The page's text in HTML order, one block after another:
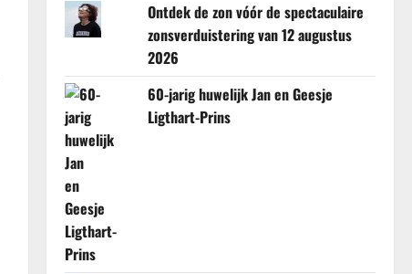
Ontdek de zon vóór de spectaculaire
zonsverduistering van 12 augustus
2026
60-jarig huwelijk Jan en Geesje
Ligthart-Prins